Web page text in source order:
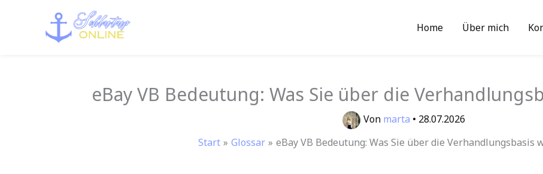
Home Über mich
eBay VB Bedeutung: Was Sie über die
Von marta • 28.07.2026
Start
Glossar eBay VB Bedeutung: Was Sie über die Verhandlungsbasis